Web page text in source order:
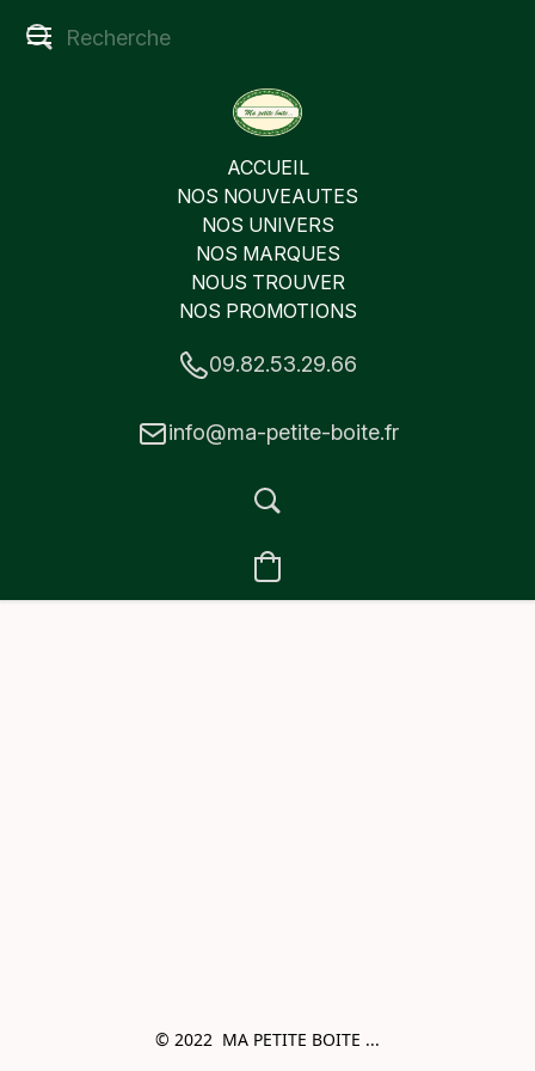
ACCUEIL
NOS NOUVEAUTES
NOS UNIVERS
NOS MARQUES
NOUS TROUVER
NOS PROMOTIONS
09.82.53.29.66
info@ma-petite-boite.fr
© 2022  MA PETITE BOITE ...